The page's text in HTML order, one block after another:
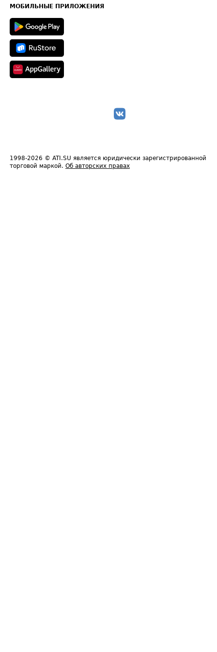
Техническая информация
МОБИЛЬНЫЕ ПРИЛОЖЕНИЯ
1998-2026 © ATI.SU является юридически зарегистрированной
торговой маркой. Об авторских правах